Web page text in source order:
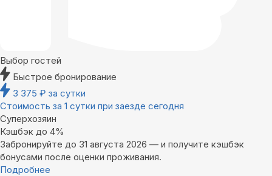
Выбор гостей
Быстрое бронирование
3 375 ₽ за сутки
Стоимость за 1 сутки при заезде сегодня
Суперхозяин
Кэшбэк до 4%
Забронируйте до 31 августа 2026 — и получите кэшбэк
бонусами после оценки проживания.
Подробнее